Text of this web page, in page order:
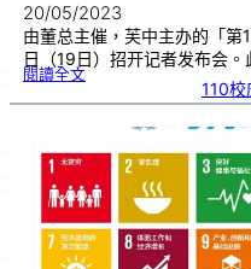
20/05/2023
由董总主催，芙中主办的「
日（19日）招开记者发布会
閱讀全文:＂
六
亚
华
中
科
学
营
新
闻
发
布
会
110校